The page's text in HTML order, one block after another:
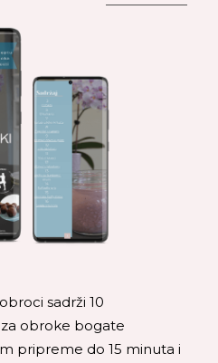
sadrži 10
obroke bogate
pripreme do 15 minuta i